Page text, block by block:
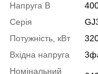
Напруга В
Серія
Потужність, кВт
Вхідна напруга
Номінальний